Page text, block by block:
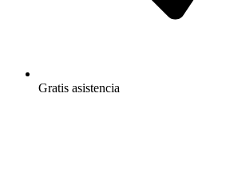
Gratis asistencia